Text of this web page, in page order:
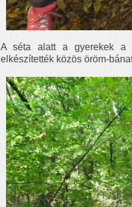
A séta alatt a gyerekek a
elkészítették közös öröm-